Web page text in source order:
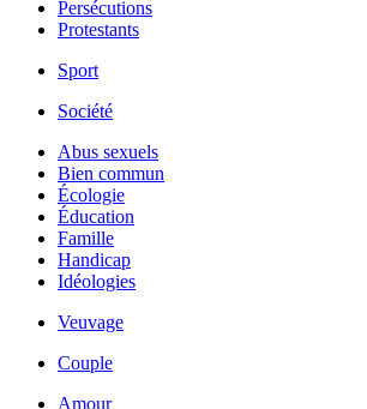
Persécutions
Protestants
Sport
Société
Abus sexuels
Bien commun
Écologie
Éducation
Famille
Handicap
Idéologies
Veuvage
Couple
Amour